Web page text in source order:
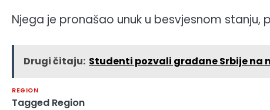
Njega je pronašao unuk u besvjesnom stanju,
Drugi čitaju: Studenti pozvali građane Srbije na
REGION
Tagged Region